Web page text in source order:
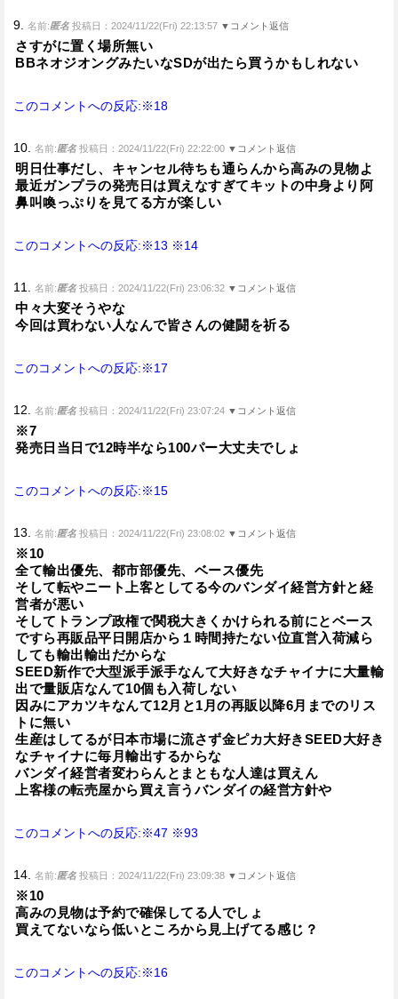
9. 名前:匿名 投稿日：2024/11/22(Fri) 22:13:57 ▼コメント返信
さすがに置く場所無い
BBネオジオングみたいなSDが出たら買うかもしれない
このコメントへの反応:※18
10. 名前:匿名 投稿日：2024/11/22(Fri) 22:22:00 ▼コメント返信
明日仕事だし、キャンセル待ちも通らんから高みの見物よ
最近ガンプラの発売日は買えなすぎてキットの中身より阿
鼻叫喚っぷりを見てる方が楽しい
このコメントへの反応:※13 ※14
11. 名前:匿名 投稿日：2024/11/22(Fri) 23:06:32 ▼コメント返信
中々大変そうやな
今回は買わない人なんで皆さんの健闘を祈る
このコメントへの反応:※17
12. 名前:匿名 投稿日：2024/11/22(Fri) 23:07:24 ▼コメント返信
※7
発売日当日で12時半なら100パー大丈夫でしょ
このコメントへの反応:※15
13. 名前:匿名 投稿日：2024/11/22(Fri) 23:08:02 ▼コメント返信
※10
全て輸出優先、都市部優先、ベース優先
そして転やニート上客としてる今のバンダイ経営方針と経
営者が悪い
そしてトランプ政権で関税大きくかけられる前にとベース
ですら再販品平日開店から１時間持たない位直営入荷減ら
しても輸出輸出だからな
SEED新作で大型派手派手なんて大好きなチャイナに大量輸
出で量販店なんて10個も入荷しない
因みにアカツキなんて12月と1月の再販以降6月までのリス
トに無い
生産はしてるが日本市場に流さず金ピカ大好きSEED大好き
なチャイナに毎月輸出するからな
バンダイ経営者変わらんとまともな人達は買えん
上客様の転売屋から買え言うバンダイの経営方針や
このコメントへの反応:※47 ※93
14. 名前:匿名 投稿日：2024/11/22(Fri) 23:09:38 ▼コメント返信
※10
高みの見物は予約で確保してる人でしょ
買えてないなら低いところから見上げてる感じ？
このコメントへの反応:※16